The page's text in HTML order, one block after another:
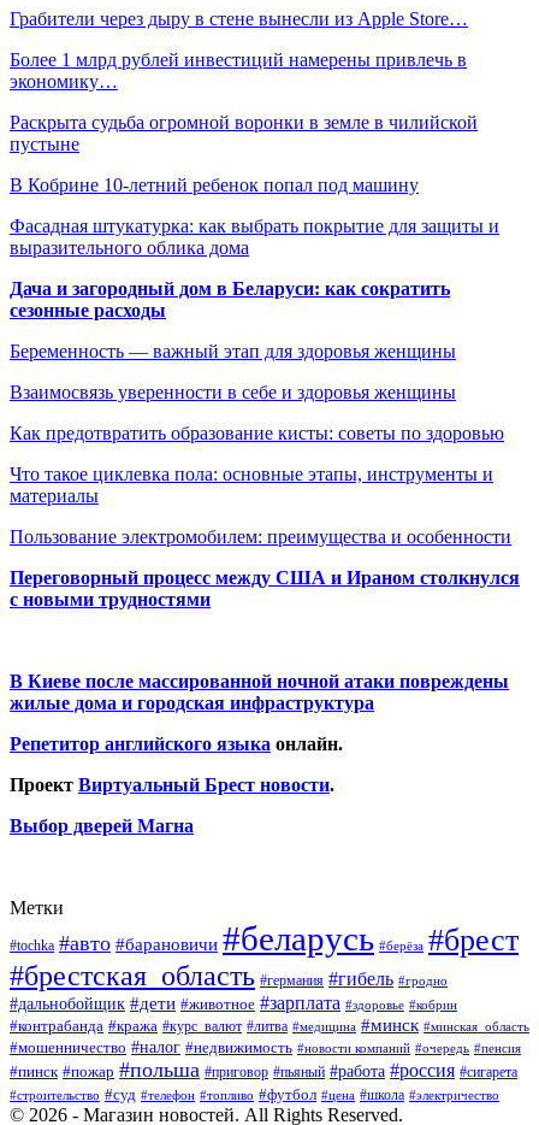
Грабители через дыру в стене вынесли из Apple Store…
Более 1 млрд рублей инвестиций намерены привлечь в
экономику…
Раскрыта судьба огромной воронки в земле в чилийской
пустыне
В Кобрине 10-летний ребенок попал под машину
Фасадная штукатурка: как выбрать покрытие для защиты и
выразительного облика дома
Дача и загородный дом в Беларуси: как сократить
сезонные расходы
Беременность — важный этап для здоровья женщины
Взаимосвязь уверенности в себе и здоровья женщины
Как предотвратить образование кисты: советы по здоровью
Что такое циклевка пола: основные этапы, инструменты и
материалы
Пользование электромобилем: преимущества и особенности
Переговорный процесс между США и Ираном столкнулся
с новыми трудностями
В Киеве после массированной ночной атаки повреждены
жилые дома и городская инфраструктура
Репетитор английского языка онлайн.
Проект Виртуальный Брест новости.
Выбор дверей Магна
Метки
#tochka #авто #барановичи #беларусь #берёза #брест
#брестская_область #германия #гибель #гродно
#дальнобойщик #дети #животное #зарплата #здоровье #кобрин
#контрабанда #кража #курс_валют #литва #медицина #минск #минская_область
#мошенничество #налог #недвижимость #новости компаний #очередь #пенсия
#пинск #пожар #польша #приговор #пьяный #работа #россия #сигарета
#строительство #суд #телефон #топливо #футбол #цена #школа #электричество
© 2026 - Магазин новостей. All Rights Reserved.